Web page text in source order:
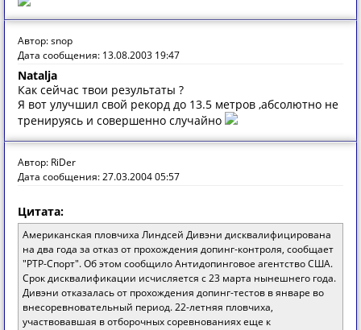
Автор: snop
Дата сообщения: 13.08.2003 19:47
Natalja
Как сейчас твои результаты ?
Я вот улучшил свой рекорд до 13.5 метров ,абсолютно не
тренируясь и совершенно случайно
Автор: RiDer
Дата сообщения: 27.03.2004 05:57
Цитата:
Американская пловчиха Линдсей Дивэни дисквалифицирована
на два года за отказ от прохождения допинг-контроля, сообщает
"РТР-Спорт". Об этом сообщило Антидопинговое агентство США.
Срок дисквалификации исчисляется с 23 марта нынешнего года.
Дивэни отказалась от прохождения допинг-тестов в январе во
внесоревновательный период. 22-летняя пловчиха,
участвовавшая в отборочных соревнованиях еще к